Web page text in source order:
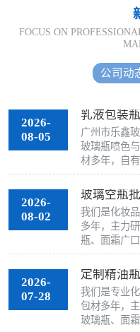
公司以市场为导向，严格按
产，并拥有自营进出口经营
东、英国、美国等众多国家
FOCUS ON
公司动
2026-
08-05
乳液包装
广州市乐鑫
玻璃瓶喷色
材多年，自
2026-
08-02
玻璃空瓶
我们是化妆
多年，主力
瓶、面霜广
2026-
07-28
定制精油
我们是专业
包材多年，
玻璃瓶、面